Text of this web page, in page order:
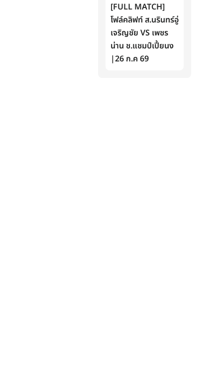
[FULL MATCH]
โฟล์คลิฟท์ ส.นรินทร์อู่
เจริญชัย VS เพชร
น่าน ช.แชมป์เปี้ยนง
|26 ก.ค 69